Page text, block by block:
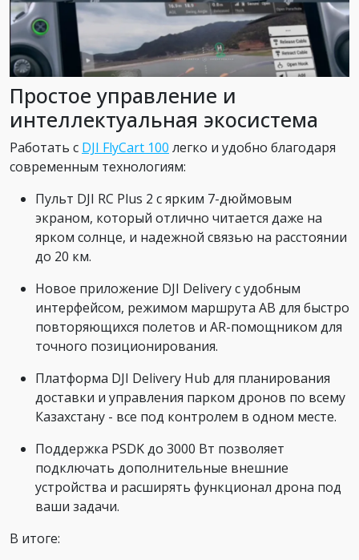
Простое управление и
интеллектуальная экосистема
Работать с DJI FlyCart 100 легко и удобно благодаря
современным технологиям:
Пульт DJI RC Plus 2 с ярким 7-дюймовым
экраном, который отлично читается даже на
ярком солнце, и надежной связью на расстоянии
до 20 км.
Новое приложение DJI Delivery с удобным
интерфейсом, режимом маршрута AB для быстро
повторяющихся полетов и AR-помощником для
точного позиционирования.
Платформа DJI Delivery Hub для планирования
доставки и управления парком дронов по всему
Казахстану - все под контролем в одном месте.
Поддержка PSDK до 3000 Вт позволяет
подключать дополнительные внешние
устройства и расширять функционал дрона под
ваши задачи.
В итоге: